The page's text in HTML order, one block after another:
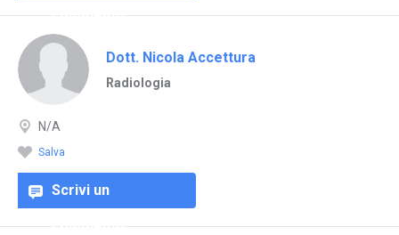
commento
Dott. Nicola Accettura
Radiologia
N/A
Salva
Scrivi un
commento